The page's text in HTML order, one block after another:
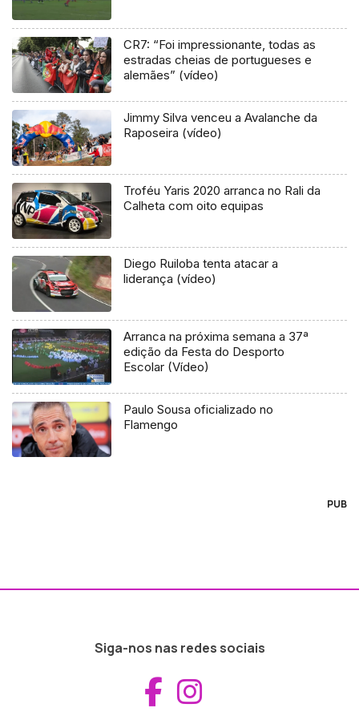
CR7: “Foi impressionante, todas as
estradas cheias de portugueses e
alemães” (vídeo)
Jimmy Silva venceu a Avalanche da
Raposeira (vídeo)
Troféu Yaris 2020 arranca no Rali da
Calheta com oito equipas
Diego Ruiloba tenta atacar a
liderança (vídeo)
Arranca na próxima semana a 37ª
edição da Festa do Desporto
Escolar (Vídeo)
Paulo Sousa oficializado no
Flamengo
PUB
Siga-nos nas redes sociais
Aceder ao